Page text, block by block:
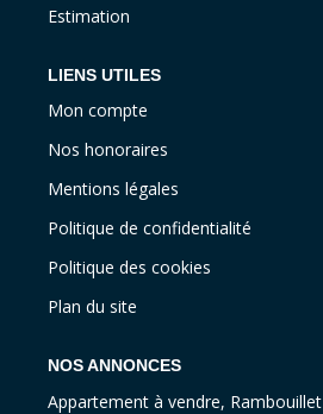
Estimation
LIENS UTILES
Mon compte
Nos honoraires
Mentions légales
Politique de confidentialité
Politique des cookies
Plan du site
NOS ANNONCES
Appartement à vendre, Rambouillet